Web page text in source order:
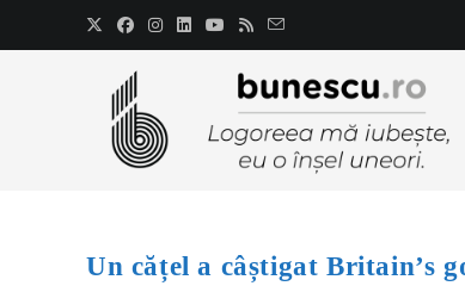
Un cățel a câștigat Britain’s